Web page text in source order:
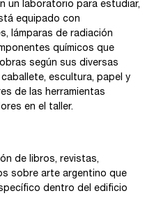
un laboratorio para estudiar,
equipado con
lámparas de radiación
químicos que
según sus diversas
escultura, papel y
de las herramientas
en el taller.
de libros, revistas,
sobre arte argentino que
dentro del edificio